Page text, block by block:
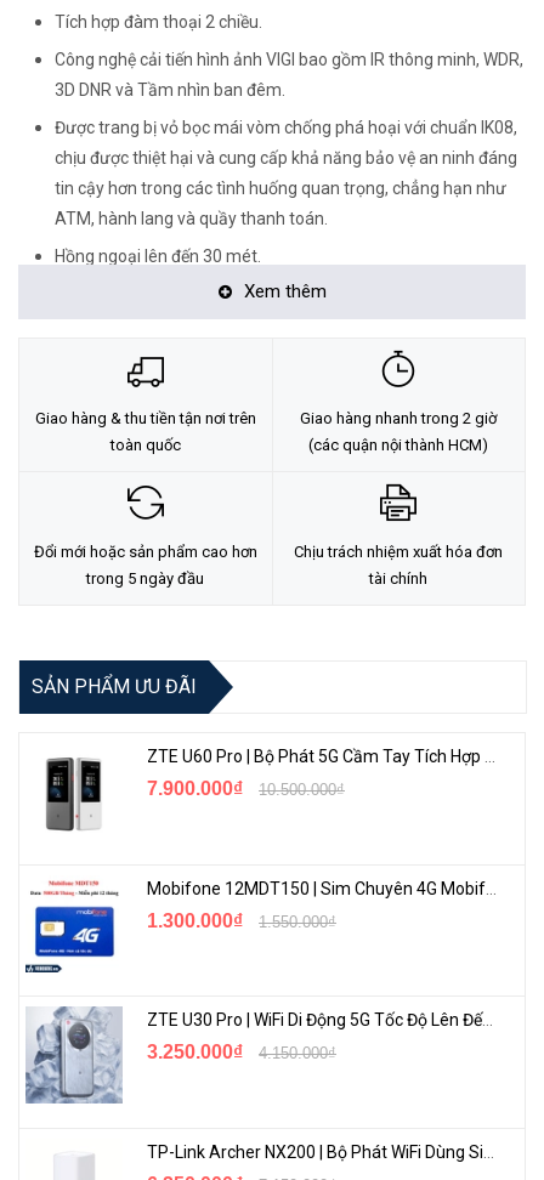
Tích hợp đàm thoại 2 chiều.
Công nghệ cải tiến hình ảnh VIGI bao gồm IR thông minh, WDR,
3D DNR và Tầm nhìn ban đêm.
Được trang bị vỏ bọc mái vòm chống phá hoại với chuẩn IK08,
chịu được thiệt hại và cung cấp khả năng bảo vệ an ninh đáng
tin cậy hơn trong các tình huống quan trọng, chẳng hạn như
ATM, hành lang và quầy thanh toán.
Hồng ngoại lên đến 30 mét.
Dễ dàng quản lý và lưu trữ linh hoạt bao gồm: giao diện người
dùng web, giao diện người dùng NVR, ứng dụng VIGI và Trình
quản lý bảo mật VIGI.
PoE / 12V DC: hai loại nguồn điện không chỉ mang lại cho bạn
sự tiện lợi hơn mà còn làm cho hệ thống dây điện của bạn trở
nên dễ dàng đáng kể.
Độ Phân Giải Siêu Nét
TP-Link VIGI C230I Mini
Thuật Toán Phân Biệt Người Và Phương Tiện
Xem thêm
Giao hàng & thu tiền tận nơi trên
toàn quốc
Giao hàng nhanh trong 2 giờ
(các quận nội thành HCM)
Đổi mới hoặc sản phẩm cao hơn
trong 5 ngày đầu
Chịu trách nhiệm xuất hóa đơn
tài chính
SẢN PHẨM ƯU ĐÃI
ZTE U60 Pro | Bộ Phát 5G Cầm Tay Tích Hợp Công Nghệ WiFi 7, Pin 10000mAh
7.900.000₫ 10.500.000₫
1.300.000₫ 1.550.000₫
ZTE U30 Pro | WiFi Di Động 5G Tốc Độ Lên Đến 500Mbps, Màn Hình Cảm Ứng
3.250.000₫ 4.150.000₫